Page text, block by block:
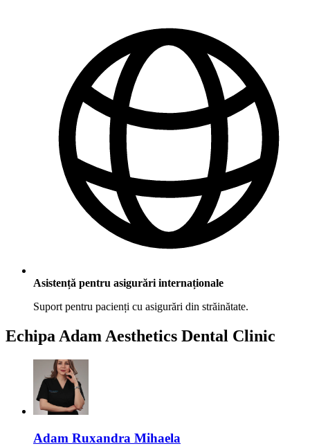
Asistență pentru asigurări internaționale
Suport pentru pacienți cu asigurări din străinătate.
Echipa Adam Aesthetics Dental Clinic
Adam Ruxandra Mihaela